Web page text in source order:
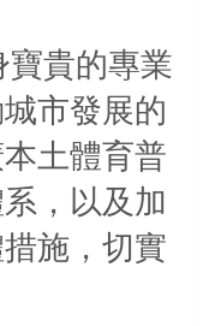
寶貴的專業
市發展的
土體育普
，以及加
施，切實